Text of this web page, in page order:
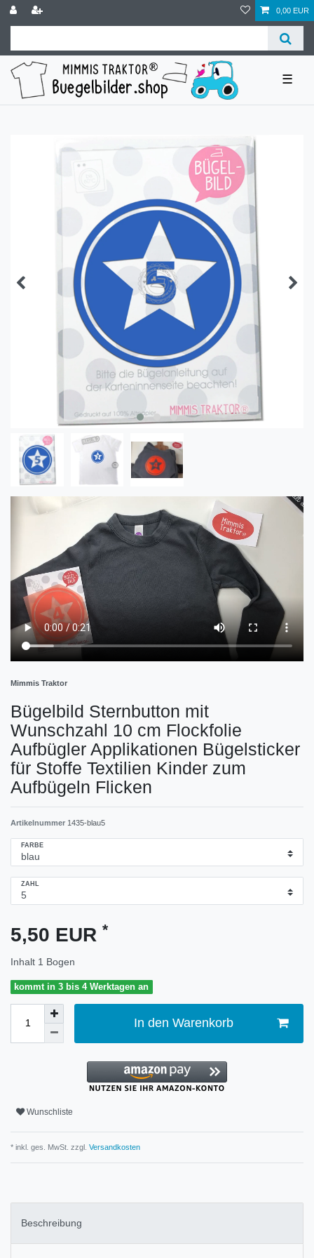
0,00 EUR
☰
Mimmis Traktor
Bügelbild Sternbutton mit
Wunschzahl 10 cm Flockfolie
Aufbügler Applikationen Bügelsticker
für Stoffe Textilien Kinder zum
Aufbügeln Flicken
Artikelnummer 1435-blau5
FARBE
ZAHL
5,50 EUR *
Inhalt 1 Bogen
kommt in 3 bis 4 Werktagen an
In den Warenkorb
Wunschliste
* inkl. ges. MwSt. zzgl. Versandkosten
Beschreibung